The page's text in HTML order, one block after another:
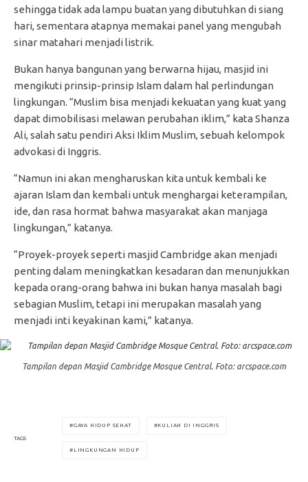
sehingga tidak ada lampu buatan yang dibutuhkan di siang
hari, sementara atapnya memakai panel yang mengubah
sinar matahari menjadi listrik.
Bukan hanya bangunan yang berwarna hijau, masjid ini
mengikuti prinsip-prinsip Islam dalam hal perlindungan
lingkungan. “Muslim bisa menjadi kekuatan yang kuat yang
dapat dimobilisasi melawan perubahan iklim,” kata Shanza
Ali, salah satu pendiri Aksi Iklim Muslim, sebuah kelompok
advokasi di Inggris.
“Namun ini akan mengharuskan kita untuk kembali ke
ajaran Islam dan kembali untuk menghargai keterampilan,
ide, dan rasa hormat bahwa masyarakat akan manjaga
lingkungan,” katanya.
“Proyek-proyek seperti masjid Cambridge akan menjadi
penting dalam meningkatkan kesadaran dan menunjukkan
kepada orang-orang bahwa ini bukan hanya masalah bagi
sebagian Muslim, tetapi ini merupakan masalah yang
menjadi inti keyakinan kami,” katanya.
Tampilan depan Masjid Cambridge Mosque Central. Foto: arcspace.com
TAGS
GAYA HIDUP SEHAT KULIAH DI INGGRIS
LINGKUNGAN HIDUP